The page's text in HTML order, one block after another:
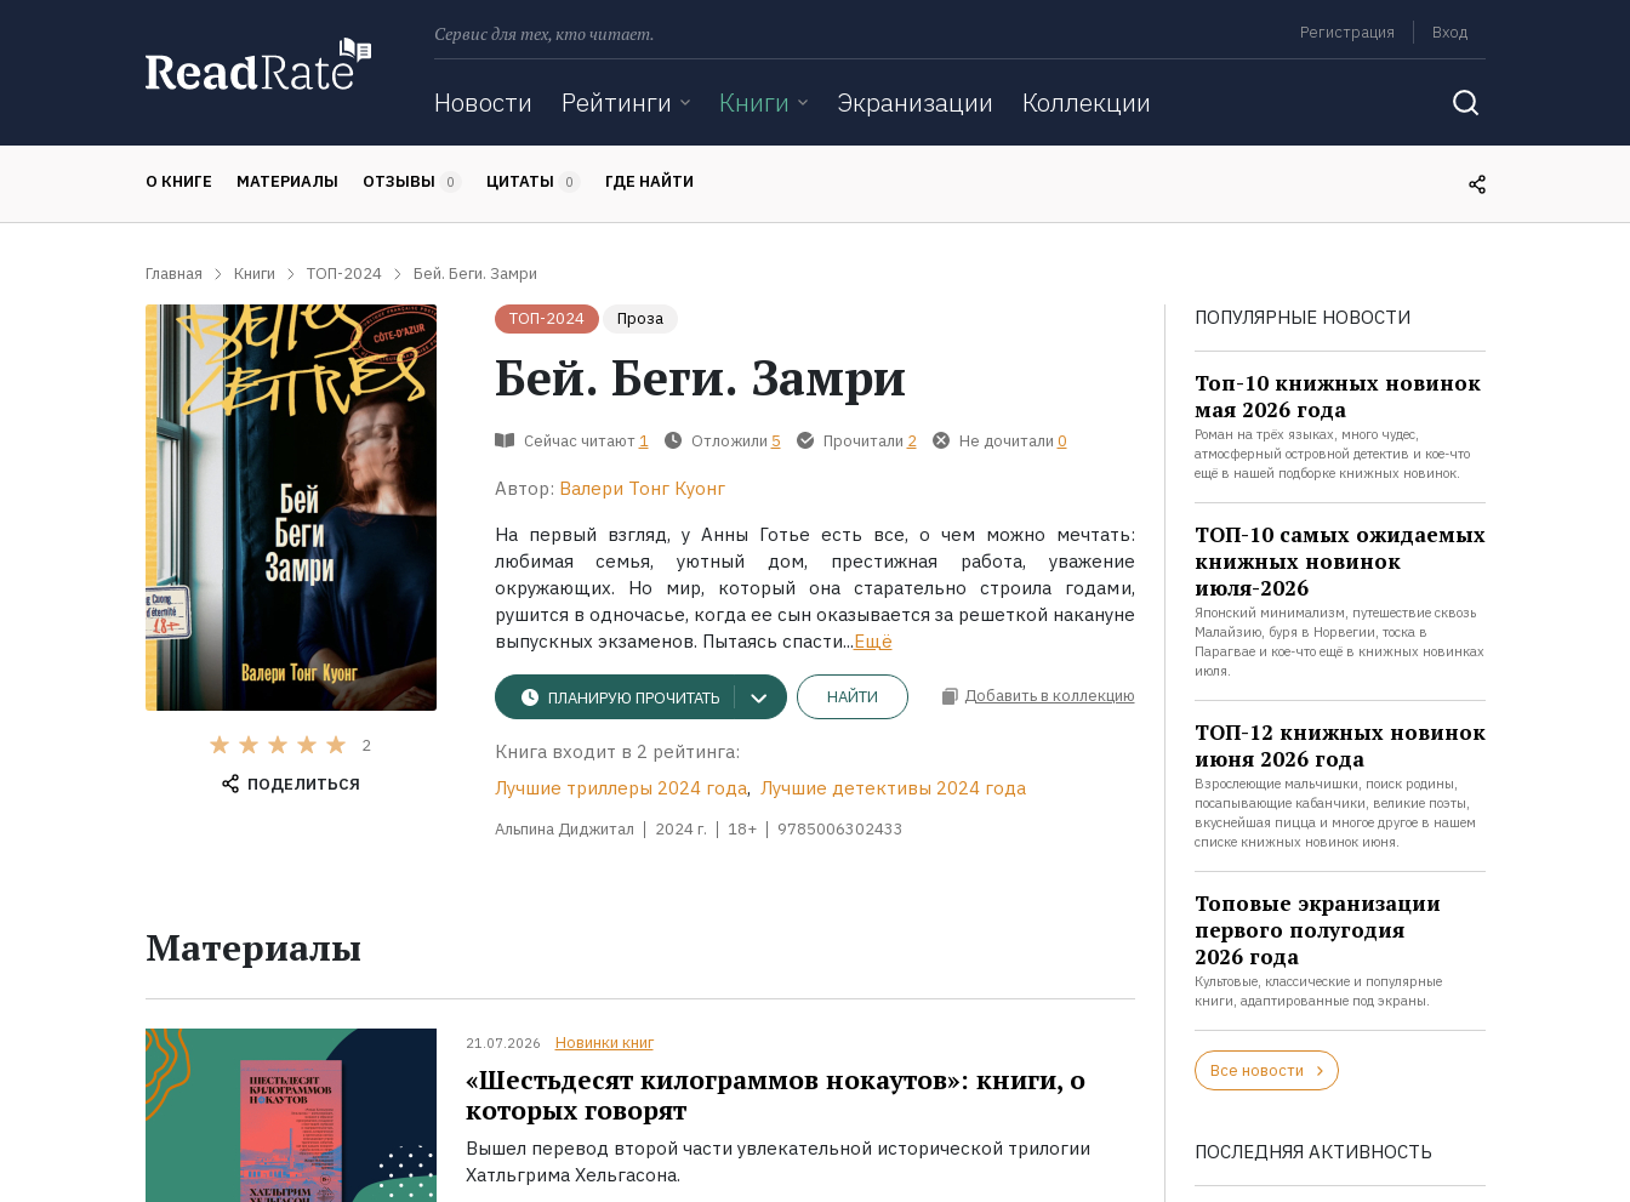
Сервис для тех, кто читает. Регистрация Вход
Новости Рейтинги Книги Экранизации Коллекции
О КНИГЕ МАТЕРИАЛЫ ОТЗЫВЫ 0 ЦИТАТЫ 0 ГДЕ НАЙТИ
Главная Книги ТОП-2024 Бей. Беги. Замри
2
ПОДЕЛИТЬСЯ
ТОП-2024 Проза
Бей. Беги. Замри
Сейчас читают 1 Отложили 5 Прочитали 2 Не дочитали 0
Автор: Валери Тонг Куонг
На первый взгляд, у Анны Готье есть все, о чем можно мечтать:
любимая семья, уютный дом, престижная работа, уважение
окружающих. Но мир, который она старательно строила годами,
рушится в одночасье, когда ее сын оказывается за решеткой накануне
выпускных экзаменов. Пытаясь спасти...Ещё
ПЛАНИРУЮ ПРОЧИТАТЬ НАЙТИ Добавить в коллекцию
Книга входит в 2 рейтинга:
Лучшие триллеры 2024 года, Лучшие детективы 2024 года
Альпина Диджитал 2024 г. 18+ 9785006302433
Материалы
21.07.2026 Новинки книг
«Шестьдесят килограммов нокаутов»: книги, о
которых говорят
Вышел перевод второй части увлекательной исторической трилогии
Хатльгрима Хельгасона.
ПОПУЛЯРНЫЕ НОВОСТИ
Топ-10 книжных новинок
мая 2026 года
Роман на трёх языках, много чудес,
атмосферный островной детектив и кое-что
ещё в нашей подборке книжных новинок.
ТОП-10 самых ожидаемых
книжных новинок
июля-2026
Японский минимализм, путешествие сквозь
Малайзию, буря в Норвегии, тоска в
Парагвае и кое-что ещё в книжных новинках
июля.
ТОП-12 книжных новинок
июня 2026 года
Взрослеющие мальчишки, поиск родины,
посапывающие кабанчики, великие поэты,
вкуснейшая пицца и многое другое в нашем
списке книжных новинок июня.
Топовые экранизации
первого полугодия
2026 года
Культовые, классические и популярные
книги, адаптированные под экраны.
Все новости
ПОСЛЕДНЯЯ АКТИВНОСТЬ